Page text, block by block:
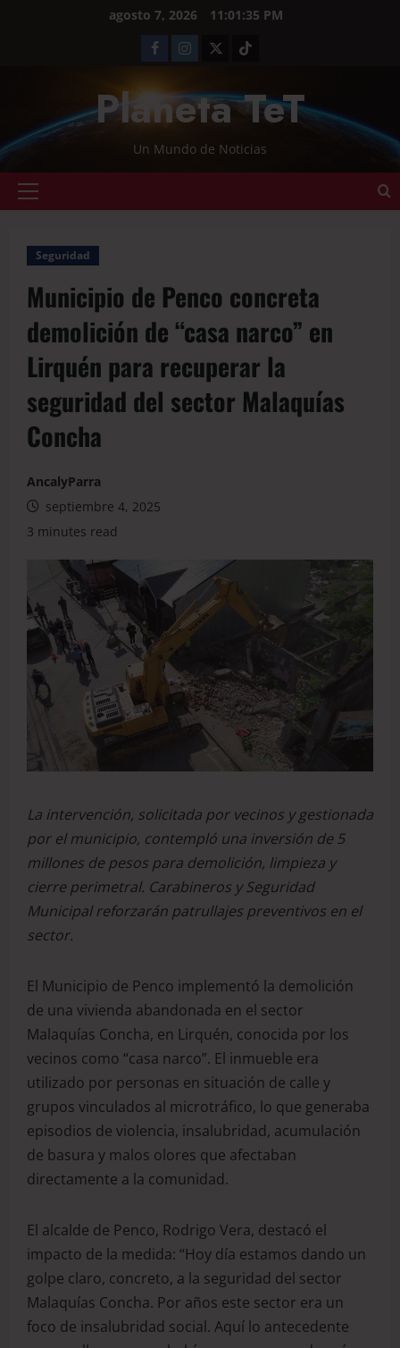
agosto 7, 2026 11:01:35 PM
Planeta TeT
Un Mundo de Noticias
Seguridad
Municipio de Penco concreta
demolición de “casa narco” en
Lirquén para recuperar la
seguridad del sector Malaquías
Concha
AncalyParra
septiembre 4, 2025
3 minutes read
La intervención, solicitada por vecinos y gestionada
por el municipio, contempló una inversión de 5
millones de pesos para demolición, limpieza y
cierre perimetral. Carabineros y Seguridad
Municipal reforzarán patrullajes preventivos en el
sector.
El Municipio de Penco implementó la demolición
de una vivienda abandonada en el sector
Malaquías Concha, en Lirquén, conocida por los
vecinos como “casa narco”. El inmueble era
utilizado por personas en situación de calle y
grupos vinculados al microtráfico, lo que generaba
episodios de violencia, insalubridad, acumulación
de basura y malos olores que afectaban
directamente a la comunidad.
El alcalde de Penco, Rodrigo Vera, destacó el
impacto de la medida: “Hoy día estamos dando un
golpe claro, concreto, a la seguridad del sector
Malaquías Concha. Por años este sector era un
foco de insalubridad social. Aquí lo antecedente